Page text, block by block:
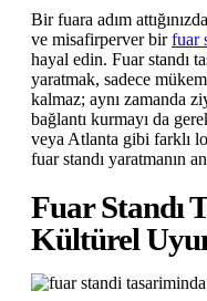
Bir fuara adım
ve misafirperver birfuar
hayal edin. Fuar standı
yaratmak, sadece
kalmaz; aynı zamanda
bağlantı kurmayı da
veya Atlanta gibi farklı
fuar standı yaratmanın
Fuar Standı
Kültürel